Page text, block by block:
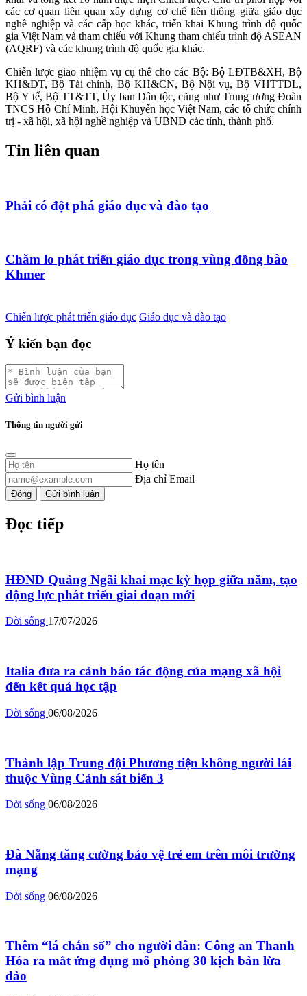
các cơ quan liên quan xây dựng cơ chế liên thông giữa giáo dục
nghề nghiệp và các cấp học khác, triển khai Khung trình độ quốc
gia Việt Nam và tham chiếu với Khung tham chiếu trình độ ASEAN
(AQRF) và các khung trình độ quốc gia khác.
Chiến lược giao nhiệm vụ cụ thể cho các Bộ: Bộ LĐTB&XH, Bộ
KH&ĐT, Bộ Tài chính, Bộ KH&CN, Bộ Nội vụ, Bộ VHTTDL,
Bộ Y tế, Bộ TT&TT, Ủy ban Dân tộc, cũng như Trung ương Đoàn
TNCS Hồ Chí Minh, Hội Khuyến học Việt Nam, các tổ chức chính
trị - xã hội, xã hội nghề nghiệp và UBND các tỉnh, thành phố.
Tin liên quan
Phải có đột phá giáo dục và đào tạo
Chăm lo phát triển giáo dục trong vùng đồng bào
Khmer
Chiến lược phát triển giáo dục Giáo dục và đào tạo
Ý kiến bạn đọc
Gửi bình luận
Thông tin người gửi
Họ tên
Địa chỉ Email
Đóng Gửi bình luận
Đọc tiếp
HĐND Quảng Ngãi khai mạc kỳ họp giữa năm, tạo
động lực phát triển giai đoạn mới
Đời sống 17/07/2026
Italia đưa ra cảnh báo tác động của mạng xã hội
đến kết quả học tập
Đời sống 06/08/2026
Thành lập Trung đội Phương tiện không người lái
thuộc Vùng Cảnh sát biển 3
Đời sống 06/08/2026
Đà Nẵng tăng cường bảo vệ trẻ em trên môi trường
mạng
Đời sống 06/08/2026
Thêm “lá chắn số” cho người dân: Công an Thanh
Hóa ra mắt ứng dụng mô phỏng 30 kịch bản lừa
đảo